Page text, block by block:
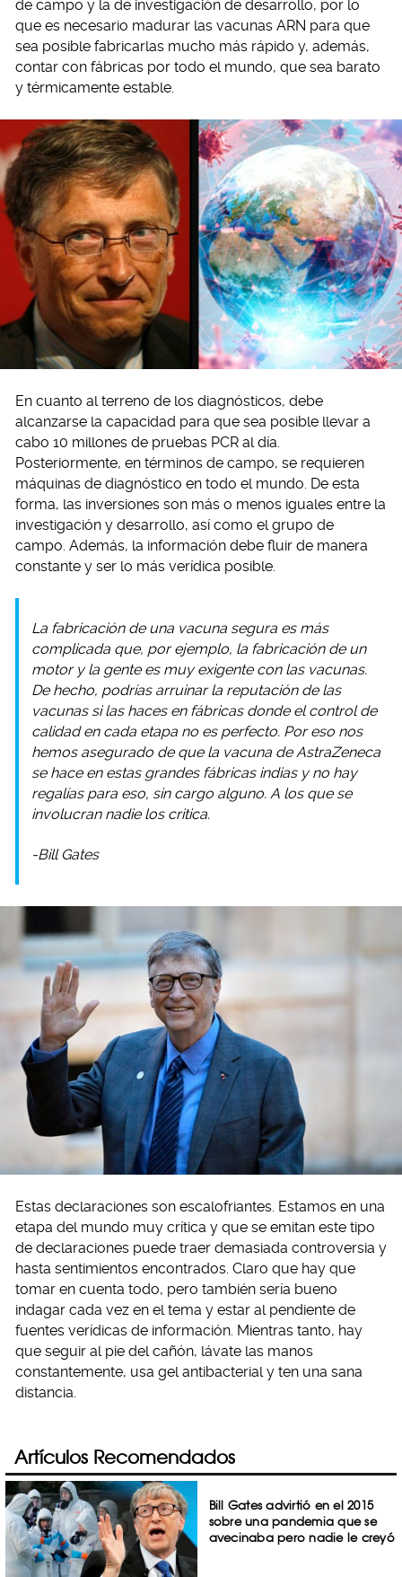
de campo y la de investigación de desarrollo, por lo
que es necesario madurar las vacunas ARN para que
sea posible fabricarlas mucho más rápido y, además,
contar con fábricas por todo el mundo, que sea barato
y térmicamente estable.
En cuanto al terreno de los diagnósticos, debe
alcanzarse la capacidad para que sea posible llevar a
cabo 10 millones de pruebas PCR al día.
Posteriormente, en términos de campo, se requieren
máquinas de diagnóstico en todo el mundo. De esta
forma, las inversiones son más o menos iguales entre la
investigación y desarrollo, así como el grupo de
campo. Además, la información debe fluir de manera
constante y ser lo más verídica posible.
La fabricación de una vacuna segura es más
complicada que, por ejemplo, la fabricación de un
motor y la gente es muy exigente con las vacunas.
De hecho, podrías arruinar la reputación de las
vacunas si las haces en fábricas donde el control de
calidad en cada etapa no es perfecto. Por eso nos
hemos asegurado de que la vacuna de AstraZeneca
se hace en estas grandes fábricas indias y no hay
regalías para eso, sin cargo alguno. A los que se
involucran nadie los critica.
-Bill Gates
Estas declaraciones son escalofriantes. Estamos en una
etapa del mundo muy crítica y que se emitan este tipo
de declaraciones puede traer demasiada controversia y
hasta sentimientos encontrados. Claro que hay que
tomar en cuenta todo, pero también sería bueno
indagar cada vez en el tema y estar al pendiente de
fuentes verídicas de información. Mientras tanto, hay
que seguir al pie del cañón, lávate las manos
constantemente, usa gel antibacterial y ten una sana
distancia.
Artículos Recomendados
Bill Gates advirtió en el 2015
sobre una pandemia que se
avecinaba pero nadie le creyó